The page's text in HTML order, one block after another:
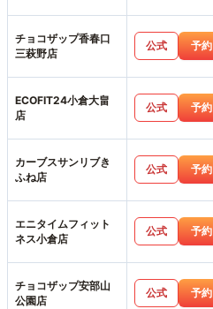
チョコザップ香春口
三萩野店
公式 予約
ECOFIT24小倉大畠
店
公式 予約
カーブスサンリブき
ふね店
公式 予約
エニタイムフィット
ネス小倉店
公式 予約
チョコザップ安部山
公園店
公式 予約